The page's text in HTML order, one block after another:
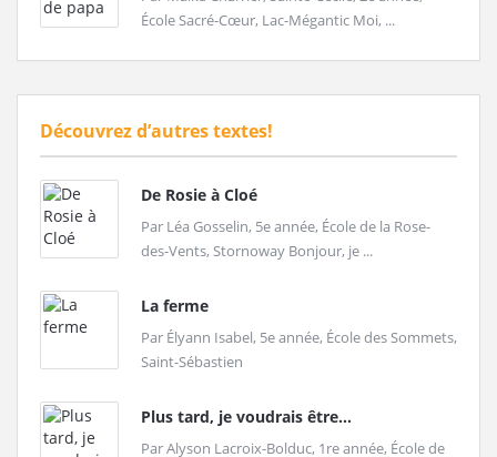
École Sacré-Cœur, Lac-Mégantic Moi, ...
Découvrez d’autres textes!
De Rosie à Cloé
Par Léa Gosselin, 5e année, École de la Rose-
des-Vents, Stornoway Bonjour, je ...
La ferme
Par Élyann Isabel, 5e année, École des Sommets,
Saint-Sébastien
Plus tard, je voudrais être…
Par Alyson Lacroix-Bolduc, 1re année, École de